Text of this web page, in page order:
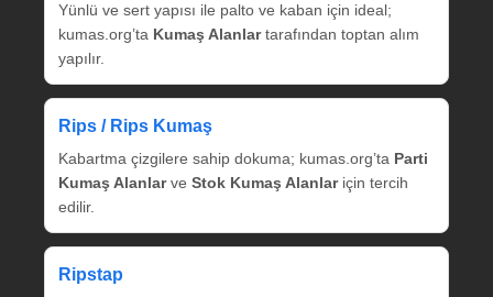
Yünlü ve sert yapısı ile palto ve kaban için ideal;
kumas.org’ta Kumaş Alanlartarafından toptan alım
yapılır.
Rips / Rips Kumaş
Kabartma çizgilere sahip dokuma; kumas.org’ta Parti
Kumaş Alanlarve Stok Kumaş Alanlariçin tercih
edilir.
Ripstap